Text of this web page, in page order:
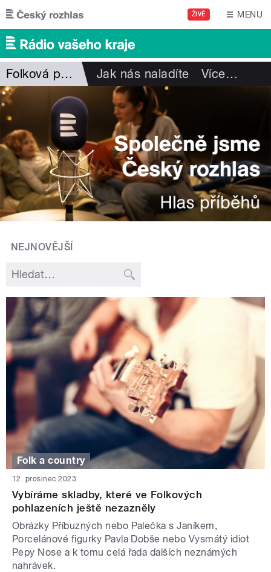
Přejít k hlavnímu obsahu
ŽIVĚ MENU
Folková pohlazení Jak nás naladíte Více…
NEJNOVĚJŠÍ
Folk a country
12. prosinec 2023
Vybíráme skladby, které ve Folkových
pohlazeních ještě nezazněly
Obrázky Příbuzných nebo Palečka s Janíkem,
Porcelánové figurky Pavla Dobše nebo Vysmátý idiot
Pepy Nose a k tomu celá řada dalších neznámých
nahrávek.